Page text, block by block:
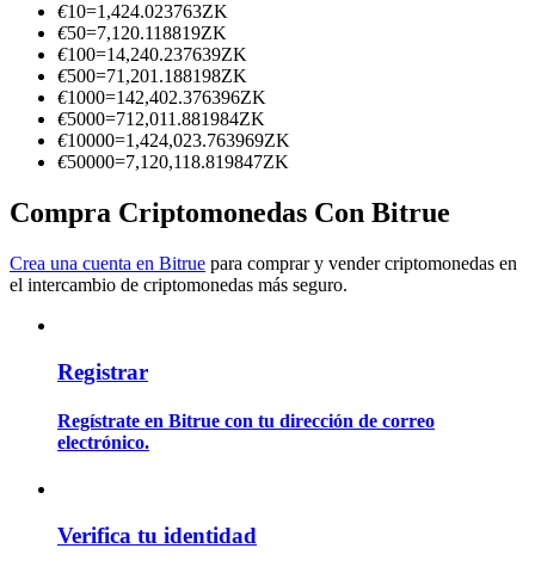
Información
Análisis de big data que incluye información comercial, etc.
€10=1,424.023763ZK
€50=7,120.118819ZK
€100=14,240.237639ZK
€500=71,201.188198ZK
€1000=142,402.376396ZK
€5000=712,011.881984ZK
€10000=1,424,023.763969ZK
€50000=7,120,118.819847ZK
Compra Criptomonedas Con Bitrue
Crea una cuenta en Bitrue para comprar y vender criptomonedas en
el intercambio de criptomonedas más seguro.
Registrar
Regístrate en Bitrue con tu dirección de correo
electrónico.
Verifica tu identidad